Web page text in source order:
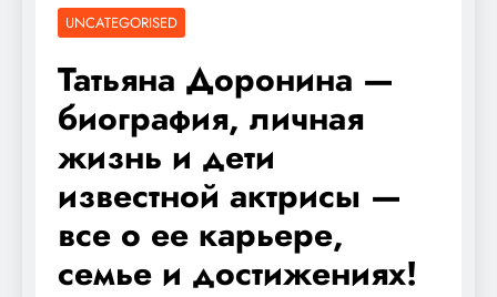
UNCATEGORISED
Татьяна Доронина —
биография, личная
жизнь и дети
известной актрисы —
все о ее карьере,
семье и достижениях!